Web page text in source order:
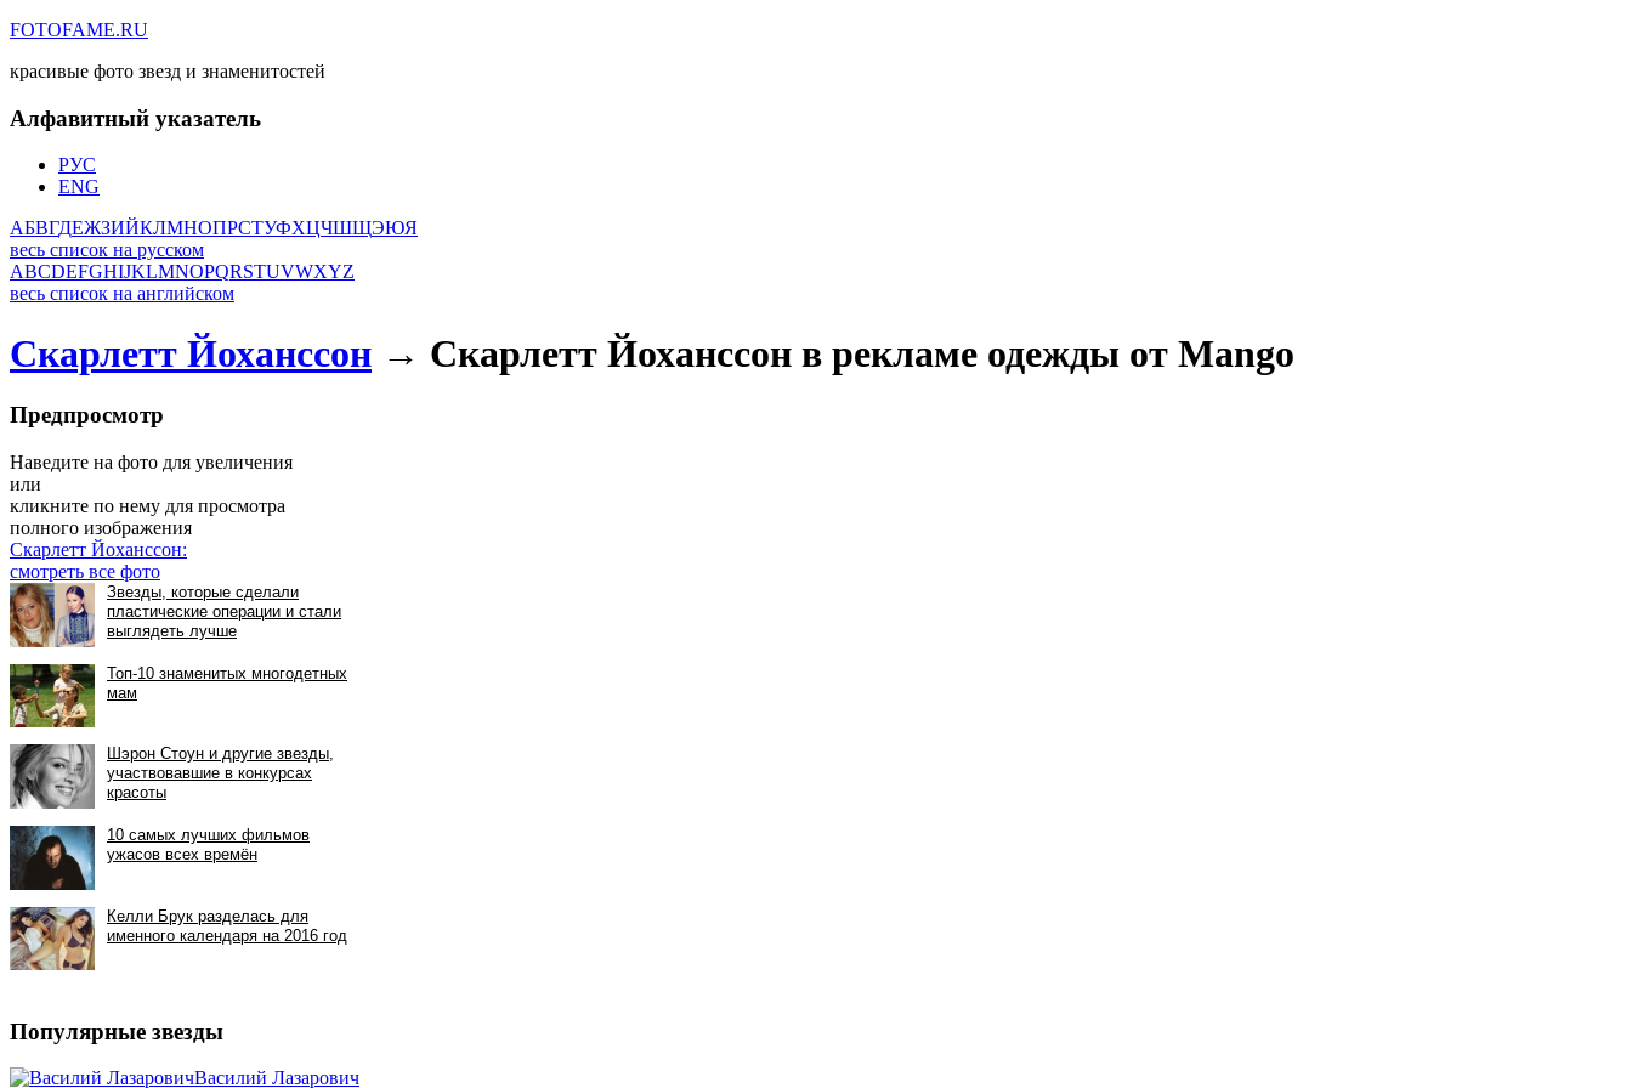
FOTOFAME.RU
красивые фото звезд и знаменитостей
Алфавитный указатель
РУС
ENG
АБВГДЕЖЗИЙКЛМНОПРСТУФХЦЧШЩЭЮЯ
весь список на русском
ABCDEFGHIJKLMNOPQRSTUVWXYZ
весь список на английском
Скарлетт Йоханссон → Скарлетт Йоханссон в рекламе одежды от Mango
Предпросмотр
Наведите на фото для увеличения
или
кликните по нему для просмотра
полного изображения
Скарлетт Йоханссон:
смотреть все фото
Популярные звезды
Василий Лазарович